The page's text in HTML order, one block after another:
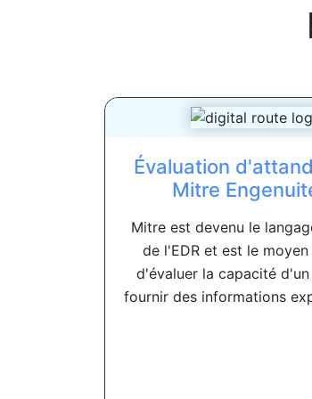
Évaluation
Mitre
Mitre est devenu le
de l'EDR et est le
d'évaluer la capacité
fournir des informations